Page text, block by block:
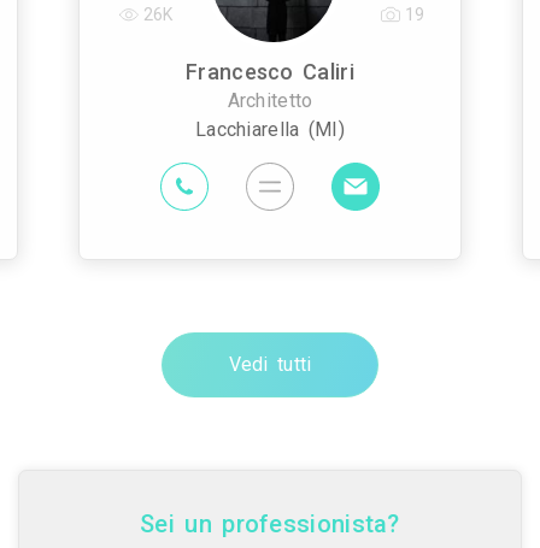
Francesco Caliri
Architetto
Lacchiarella (MI)
26K 19
Vedi tutti
Sei un professionista?